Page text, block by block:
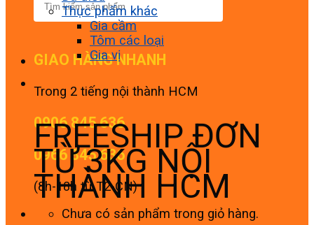
GIAO HÀNG NHANH
Trong 2 tiếng nội thành HCM
0906 845 636
0966 845 636
(8h-18h từ T2-CN)
Chưa có sản phẩm trong giỏ hàng.
Thực phẩm khác
Gia cầm
Tôm các loại
Gia vị
FREESHIP ĐƠN
TỪ 3KG NỘI
THÀNH HCM